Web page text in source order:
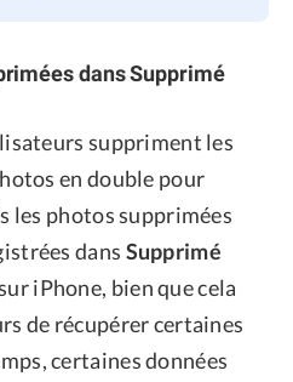
dans Supprimé
suppriment les
en double pour
les photos supprimées
dans Supprimé
iPhone, bien que cela
de récupérer certaines
certaines données